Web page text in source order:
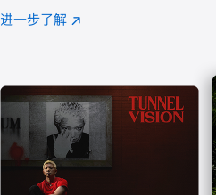
注
进一步了解 Apple
(在
口
中
打
开)